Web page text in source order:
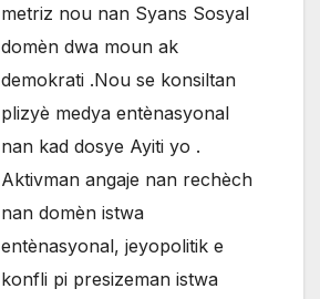
metriz nou nan Syans Sosyal
domèn dwa moun ak
demokrati .Nou se konsiltan
plizyè medya entènasyonal
nan kad dosye Ayiti yo .
Aktivman angaje nan rechèch
nan domèn istwa
entènasyonal, jeyopolitik e
konfli pi presizeman istwa